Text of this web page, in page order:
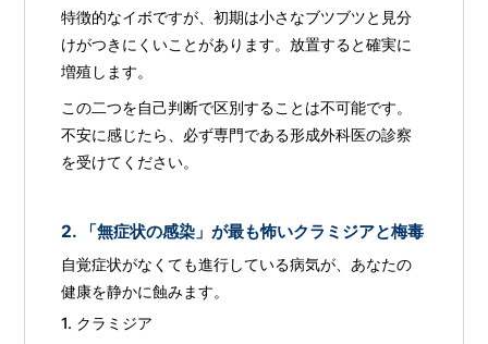
特徴的なイボですが、初期は小さなブツブツと見分
けがつきにくいことがあります。放置すると確実に
増殖します。
この二つを自己判断で区別することは不可能です。
不安に感じたら、必ず専門である形成外科医の診察
を受けてください。
2. 「無症状の感染」が最も怖いクラミジアと梅毒
自覚症状がなくても進行している病気が、あなたの
健康を静かに蝕みます。
1. クラミジア